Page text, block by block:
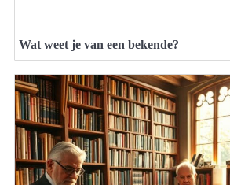
Wat weet je van een bekende?